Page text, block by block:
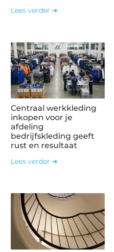
Lees verder ➜
Centraal werkkleding
inkopen voor je
afdeling
bedrijfskleding geeft
rust en resultaat
Lees verder ➜